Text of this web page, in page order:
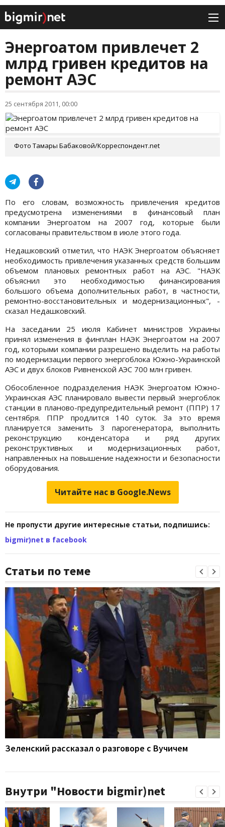
Энергоатом привлечет 2
млрд гривен кредитов на
ремонт АЭС
25 сентября 2011, 00:00
Фото Тамары Бабаковой/Корреспондент.net
По его словам, возможность привлечения кредитов
предусмотрена изменениями в финансовый план
компании Энергоатом на 2007 год, которые были
согласованы правительством в июле этого года.
Недашковский отметил, что НАЭК Энергоатом объясняет
необходимость привлечения указанных средств большим
объемом плановых ремонтных работ на АЭС. "НАЭК
объяснил это необходимостью финансирования
большого объема дополнительных работ, в частности,
ремонтно-восстановительных и модернизационных", -
сказал Недашковский.
На заседании 25 июля Кабинет министров Украины
принял изменения в финплан НАЭК Энергоатом на 2007
год, которыми компании разрешено выделить на работы
по модернизации первого энергоблока Южно-Украинской
АЭС и двух блоков Ривненской АЭС 700 млн гривен.
Обособленное подразделения НАЭК Энергоатом Южно-
Украинская АЭС планировало вывести первый энергоблок
станции в планово-предупредительный ремонт (ППР) 17
сентября. ППР продлится 140 суток. За это время
планируется заменить 3 парогенератора, выполнить
реконструкцию конденсатора и ряд других
реконструктивных и модернизационных работ,
направленных на повышение надежности и безопасности
оборудования.
Читайте нас в Google.News
Не пропусти другие интересные статьи, подпишись:
bigmir)net в facebook
Статьи по теме
Зеленский рассказал о разговоре с Вучичем
Внутри "Новости bigmir)net